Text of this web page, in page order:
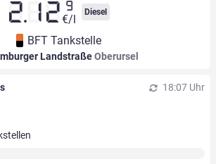
2.12 9
€/l
Diesel
BFT Tankstelle
LandstraßeOberursel
18:07 Uhr